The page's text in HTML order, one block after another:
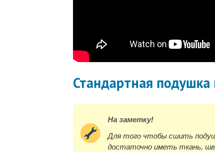
Стандартная подушка
На заметку!
Для того чтобы сшить
достаточно иметь ткань,